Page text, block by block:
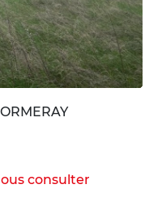
consulter